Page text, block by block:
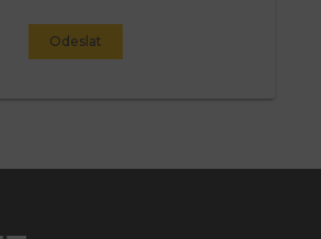
Odeslat